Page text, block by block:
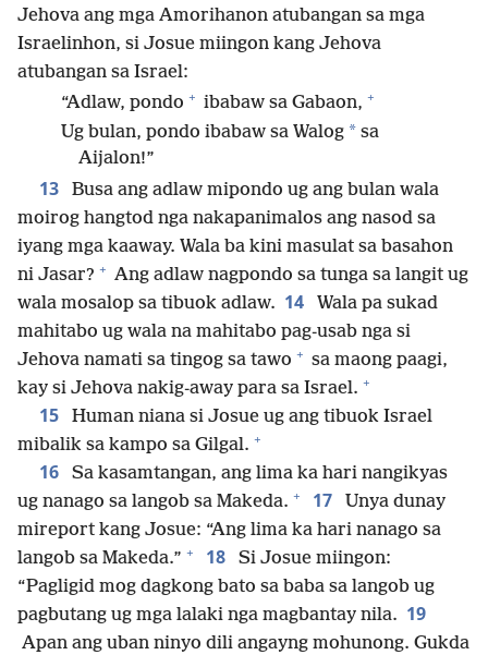
Jehova ang mga Amorihanon atubangan sa mga
Israelinhon, si Josue miingon kang Jehova
atubangan sa Israel:
“Adlaw, pondo + ibabaw sa Gabaon, +
Ug bulan, pondo ibabaw sa Walog * sa
Aijalon!”
13
Busa ang adlaw mipondo ug ang bulan wala
moirog hangtod nga nakapanimalos ang nasod sa
iyang mga kaaway. Wala ba kini masulat sa basahon
ni Jasar? + Ang adlaw nagpondo sa tunga sa langit ug
wala mosalop sa tibuok adlaw. 14
Wala pa sukad
mahitabo ug wala na mahitabo pag-usab nga si
Jehova namati sa tingog sa tawo + sa maong paagi,
kay si Jehova nakig-away para sa Israel. +
15
Human niana si Josue ug ang tibuok Israel
mibalik sa kampo sa Gilgal. +
16
Sa kasamtangan, ang lima ka hari nangikyas
ug nanago sa langob sa Makeda. + 17
Unya dunay
mireport kang Josue: “Ang lima ka hari nanago sa
langob sa Makeda.” + 18
Si Josue miingon:
“Pagligid mog dagkong bato sa baba sa langob ug
pagbutang ug mga lalaki nga magbantay nila. 19
Apan ang uban ninyo dili angayng mohunong. Gukda